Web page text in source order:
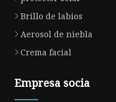
Brillo de labios
Aerosol de niebla
Crema facial
Empresa socia